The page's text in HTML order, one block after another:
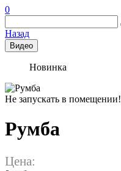
0
Назад
Видео
Новинка
Не запускать в помещении!
Румба
Цена: